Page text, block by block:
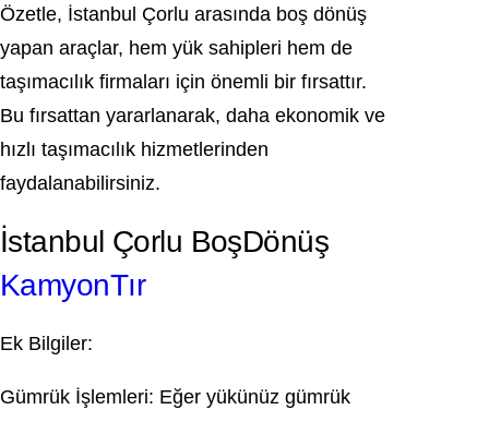
Özetle, İstanbul Çorlu arasında boş dönüş
yapan araçlar, hem yük sahipleri hem de
taşımacılık firmaları için önemli bir fırsattır.
Bu fırsattan yararlanarak, daha ekonomik ve
hızlı taşımacılık hizmetlerinden
faydalanabilirsiniz.
İstanbul Çorlu BoşDönüş
KamyonTır
Ek Bilgiler:
Gümrük İşlemleri: Eğer yükünüz gümrük